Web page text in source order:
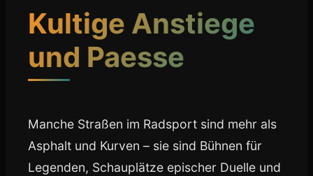
Kultige Anstiege
und Paesse
Manche Straßen im Radsport sind mehr als
Asphalt und Kurven – sie sind Bühnen für
Legenden, Schauplätze epischer Duelle und